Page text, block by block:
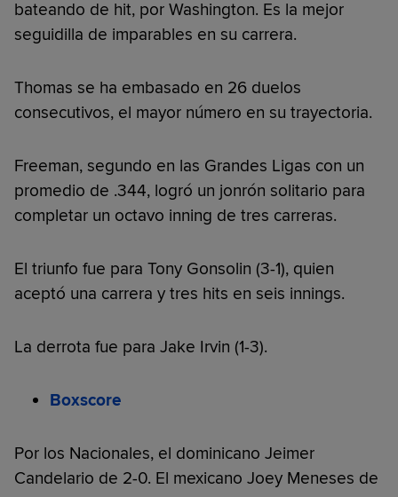
bateando de hit, por Washington. Es la mejor
seguidilla de imparables en su carrera.
Thomas se ha embasado en 26 duelos
consecutivos, el mayor número en su trayectoria.
Freeman, segundo en las Grandes Ligas con un
promedio de .344, logró un jonrón solitario para
completar un octavo inning de tres carreras.
El triunfo fue para Tony Gonsolin (3-1), quien
aceptó una carrera y tres hits en seis innings.
La derrota fue para Jake Irvin (1-3).
Boxscore
Por los Nacionales, el dominicano Jeimer
Candelario de 2-0. El mexicano Joey Meneses de